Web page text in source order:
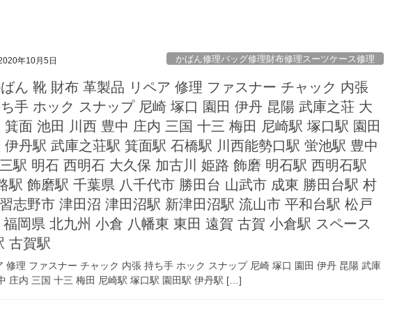
年10月5日 かばん修理バッグ修理財布修理スーツケース修理
ん 靴 財布 革製品 リペア 修理 ファスナー チャック 内張
手 ホック スナップ 尼崎 塚口 園田 伊丹 昆陽 武庫之荘 大
箕面 池田 川西 豊中 庄内 三国 十三 梅田 尼崎駅 塚口駅 園田
伊丹駅 武庫之荘駅 箕面駅 石橋駅 川西能勢口駅 蛍池駅 豊中
駅 明石 西明石 大久保 加古川 姫路 飾磨 明石駅 西明石駅
駅 飾磨駅 千葉県 八千代市 勝田台 山武市 成東 勝田台駅 村
志野市 津田沼 津田沼駅 新津田沼駅 流山市 平和台駅 松戸
岡県 北九州 小倉 八幡東 東田 遠賀 古賀 小倉駅 スペース
古賀駅
修理 ファスナー チャック 内張 持ち手 ホック スナップ 尼崎 塚口 園田 伊丹 昆陽 武庫
庄内 三国 十三 梅田 尼崎駅 塚口駅 園田駅 伊丹駅 […]